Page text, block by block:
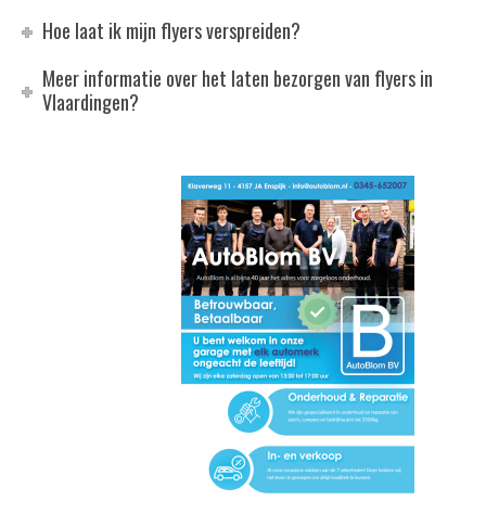
Hoe laat ik mijn flyers verspreiden?
Meer informatie over het laten bezorgen van flyers in
Vlaardingen?